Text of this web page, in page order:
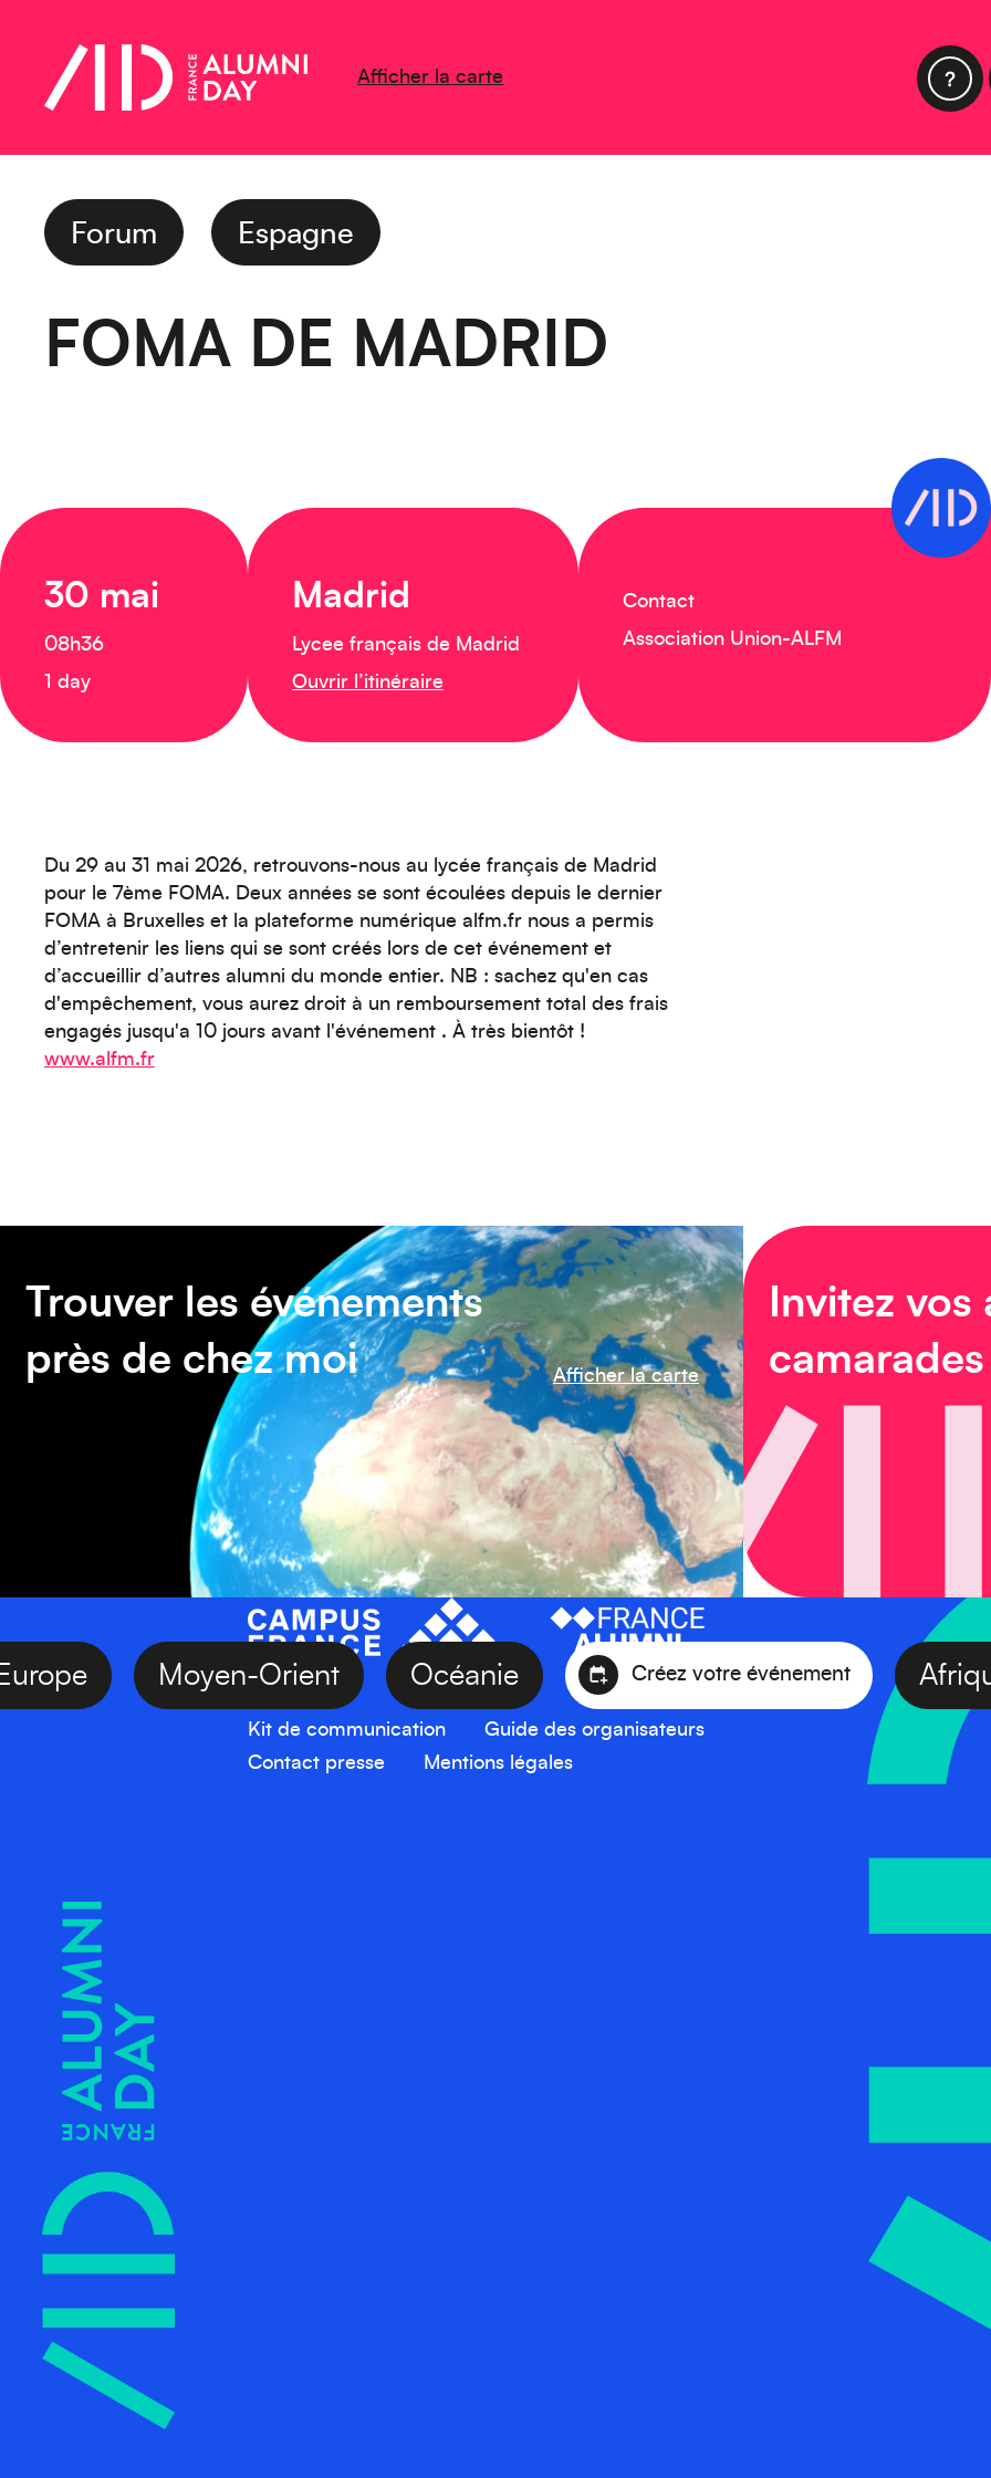
Afficher la carte
Forum Espagne
FOMA DE MADRID
30 mai
08h36
1 day
Madrid
Lycee français de Madrid
Ouvrir l’itinéraire
Contact
Association Union-ALFM
Du 29 au 31 mai 2026, retrouvons-nous au lycée français de Madrid
pour le 7ème FOMA. Deux années se sont écoulées depuis le dernier
FOMA à Bruxelles et la plateforme numérique alfm.fr nous a permis
d’entretenir les liens qui se sont créés lors de cet événement et
d’accueillir d’autres alumni du monde entier. NB : sachez qu'en cas
d'empêchement, vous aurez droit à un remboursement total des frais
engagés jusqu'a 10 jours avant l'événement . À très bientôt !
www.alfm.fr
Trouver les événements
près de chez moi
Afficher la carte
Invitez vos
camarades
Europe Moyen-Orient Océanie Créez votre événement
Kit de communication
Guide des organisateurs
Contact presse
Mentions légales